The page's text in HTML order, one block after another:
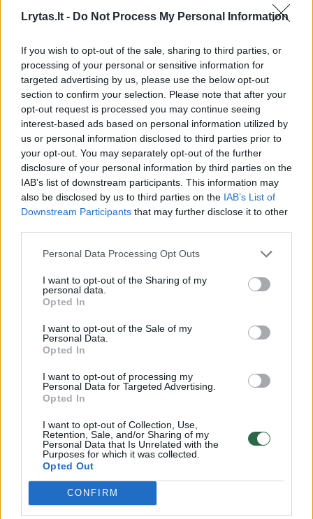
Lrytas.lt - Do Not Process My Personal Information
If you wish to opt-out of the sale, sharing to third parties, or
processing of your personal or sensitive information for
targeted advertising by us, please use the below opt-out
section to confirm your selection. Please note that after your
opt-out request is processed you may continue seeing
interest-based ads based on personal information utilized by
us or personal information disclosed to third parties prior to
your opt-out. You may separately opt-out of the further
disclosure of your personal information by third parties on the
IAB’s list of downstream participants. This information may
also be disclosed by us to third parties on the IAB’s List of
Downstream Participants that may further disclose it to other
Personal Data Processing Opt Outs
I want to opt-out of the Sharing of my
personal data.
Opted In
I want to opt-out of the Sale of my
Personal Data.
Opted In
I want to opt-out of processing my
Personal Data for Targeted Advertising.
Opted In
I want to opt-out of Collection, Use,
Retention, Sale, and/or Sharing of my
Personal Data that Is Unrelated with the
Purposes for which it was collected.
Opted Out
CONFIRM
Reikės:
4 mažų agurkų arba 1 ilgo;
1 l kefyro;
kelių šakelių krapų;
2 skiltelių česnako;
druskos ir pipirų pagal skonį.
Agurkus sutarkuojame, česnakus
išspaudžiame, užpilame kefyru, įpilame
citrinų sulčių, beriame prieskonius ir
smulkintus krapus.
Išmaišome ir padedame šaltai į šaldytuvą, kol
išvirs bulvės.
Tikra atgaiva karštą dieną.